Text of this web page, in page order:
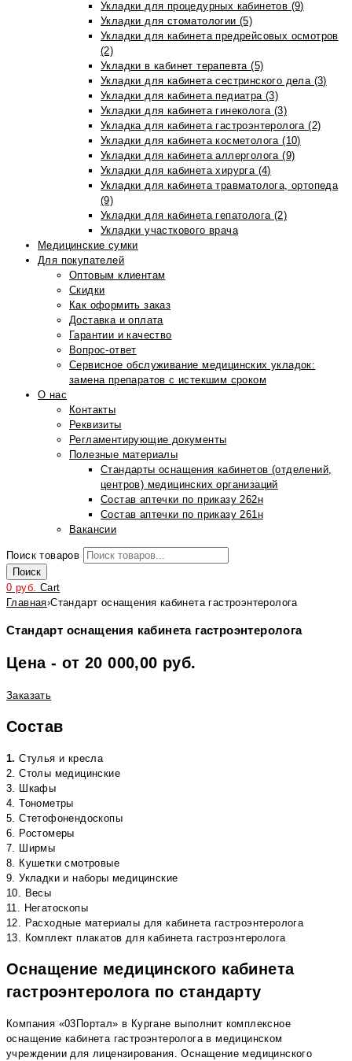
Укладки для процедурных кабинетов (9)
Укладки для стоматологии (5)
Укладки для кабинета предрейсовых осмотров
(2)
Укладки в кабинет терапевта (5)
Укладки для кабинета сестринского дела (3)
Укладки для кабинета педиатра (3)
Укладки для кабинета гинеколога (3)
Укладка для кабинета гастроэнтеролога (2)
Укладки для кабинета косметолога (10)
Укладки для кабинета аллерголога (9)
Укладки для кабинета хирурга (4)
Укладки для кабинета травматолога, ортопеда
(9)
Укладки для кабинета гепатолога (2)
Укладки участкового врача
Медицинские сумки
Для покупателей
Оптовым клиентам
Скидки
Как оформить заказ
Доставка и оплата
Гарантии и качество
Вопрос-ответ
Сервисное обслуживание медицинских укладок:
замена препаратов с истекшим сроком
О нас
Контакты
Реквизиты
Регламентирующие документы
Полезные материалы
Стандарты оснащения кабинетов (отделений,
центров) медицинских организаций
Состав аптечки по приказу 262н
Состав аптечки по приказу 261н
Вакансии
Поиск товаров
Поиск
0 руб. Cart
Главная›Стандарт оснащения кабинета гастроэнтеролога
Стандарт оснащения кабинета гастроэнтеролога
Цена - от 20 000,00 руб.
Заказать
Состав
1.Стулья и кресла
2. Столы медицинские
3. Шкафы
4. Тонометры
5. Стетофонендоскопы
6. Ростомеры
7. Ширмы
8. Кушетки смотровые
9. Укладки и наборы медицинские
10. Весы
11. Негатоскопы
12. Расходные материалы для кабинета гастроэнтеролога
13. Комплект плакатов для кабинета гастроэнтеролога
Оснащение медицинского кабинета
гастроэнтеролога по стандарту
Компания «03Портал» в Кургане выполнит комплексное
оснащение кабинета гастроэнтеролога в медицинском
учреждении для лицензирования. Оснащение медицинского